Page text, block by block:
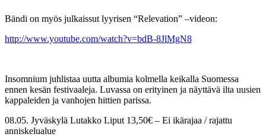
Bändi on myös julkaissut lyyrisen “Relevation” –videon:
http://www.youtube.com/watch?v=bdB-8JlMgN8
Insomnium juhlistaa uutta albumia kolmella keikalla Suomessa
ennen kesän festivaaleja. Luvassa on erityinen ja näyttävä ilta uusien
kappaleiden ja vanhojen hittien parissa.
08.05. Jyväskylä Lutakko Liput 13,50€ – Ei ikärajaa / rajattu
anniskelualue